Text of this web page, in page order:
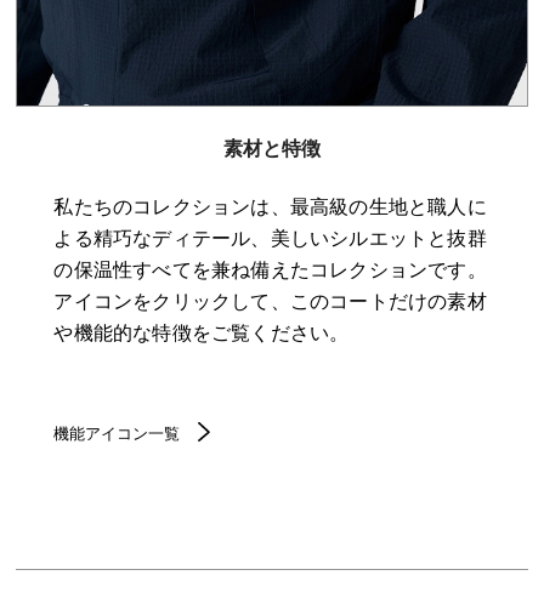
素材と特徴
私たちのコレクションは、最高級の生地と職人に
よる精巧なディテール、美しいシルエットと抜群
の保温性すべてを兼ね備えたコレクションです。
アイコンをクリックして、このコートだけの素材
や機能的な特徴をご覧ください。
機能アイコン一覧